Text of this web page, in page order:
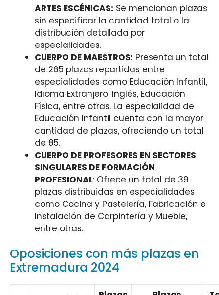
ARTES ESCÉNICAS: Se mencionan plazas
sin especificar la cantidad total o la
distribución detallada por
especialidades.
CUERPO DE MAESTROS: Presenta un total
de 265 plazas repartidas entre
especialidades como Educación Infantil,
Idioma Extranjero: Inglés, Educación
Física, entre otras. La especialidad de
Educación Infantil cuenta con la mayor
cantidad de plazas, ofreciendo un total
de 85.
CUERPO DE PROFESORES EN SECTORES
SINGULARES DE FORMACIÓN
PROFESIONAL: Ofrece un total de 39
plazas distribuidas en especialidades
como Cocina y Pastelería, Fabricación e
Instalación de Carpintería y Mueble,
entre otras.
Oposiciones con más plazas en
Extremadura 2024